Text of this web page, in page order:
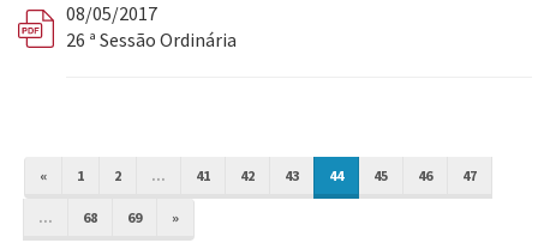
08/05/2017
26 ª Sessão Ordinária
« 1 2 ... 41 42 43 44 45 46 47
... 68 69 »